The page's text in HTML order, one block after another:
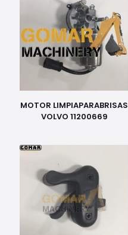
MOTOR LIMPIAPARABRISAS
VOLVO 11200669